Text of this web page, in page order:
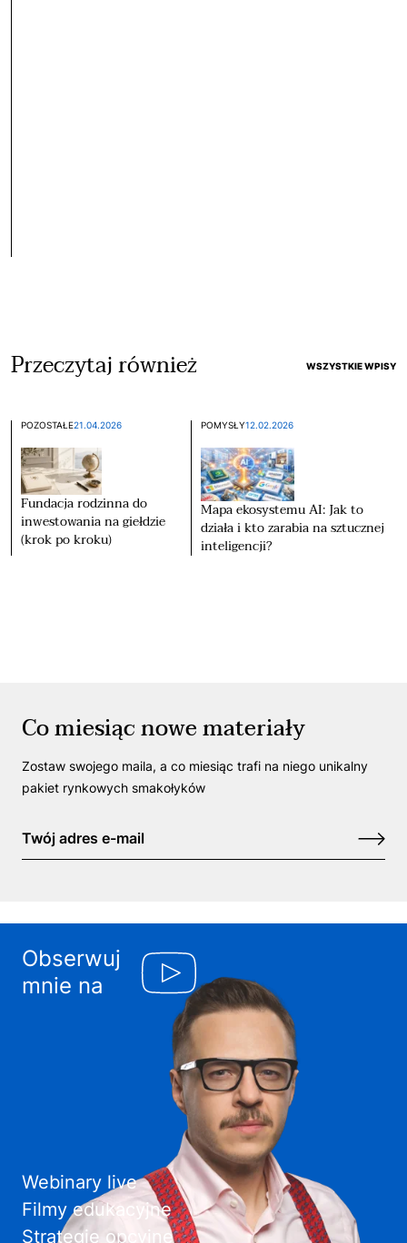
Przeczytaj również WSZYSTKIE WPISY
POZOSTAŁE21.04.2026
Fundacja rodzinna do
inwestowania na giełdzie
(krok po kroku)
POMYSŁY12.02.2026
Mapa ekosystemu AI: Jak to
działa i kto zarabia na sztucznej
inteligencji?
Co miesiąc nowe materiały
Zostaw swojego maila, a co miesiąc trafi na niego unikalny
pakiet rynkowych smakołyków
Obserwuj
mnie na
Webinary live
Filmy edukacyjne
Strategie opcyjne